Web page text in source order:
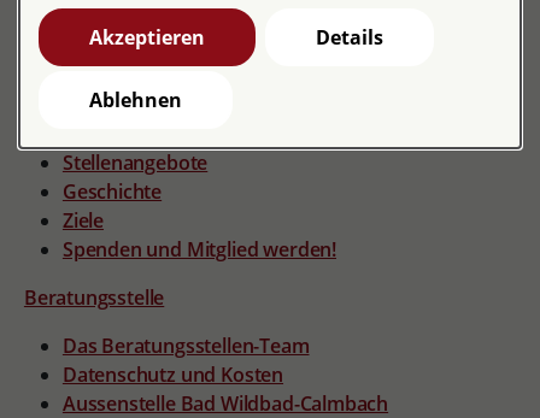
Adresse/Kontakt
Stellenangebote
Geschichte
Ziele
Spenden und Mitglied werden!
Beratungsstelle
Das Beratungsstellen-Team
Datenschutz und Kosten
Aussenstelle Bad Wildbad-Calmbach
Akzeptieren Details
Ablehnen